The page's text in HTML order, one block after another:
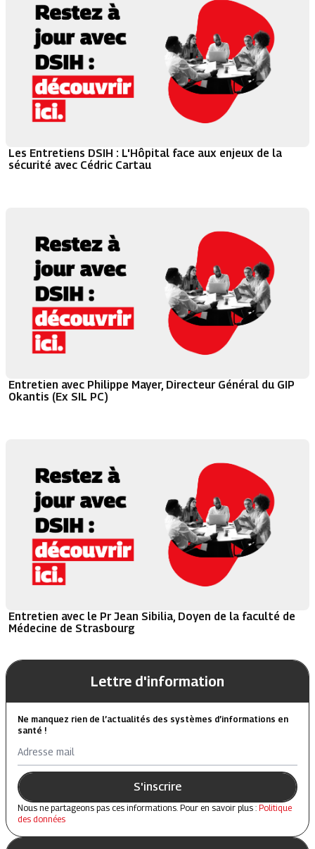
Les Entretiens DSIH : L'Hôpital face aux enjeux de la
sécurité avec Cédric Cartau
Entretien avec Philippe Mayer, Directeur Général du GIP
Okantis (Ex SIL PC)
Entretien avec le Pr Jean Sibilia, Doyen de la faculté de
Médecine de Strasbourg
Lettre d'information
Ne manquez rien de l’actualités des systèmes d’informations en
santé !
Adresse mail
S'inscrire
Nous ne partageons pas ces informations. Pour en savoir plus : Politique
des données